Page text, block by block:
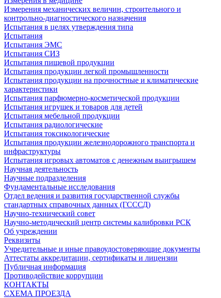
Измерения механических величин, строительного и
контрольно-диагностического назначения
Испытания в целях утверждения типа
Испытания
Испытания ЭМС
Испытания СИЗ
Испытания пищевой продукции
Испытания продукции легкой промышленности
Испытания продукции на прочностные и климатические
характеристики
Испытания парфюмерно-косметической продукции
Испытания игрушек и товаров для детей
Испытания мебельной продукции
Испытания радиологические
Испытания токсикологические
Испытания продукции железнодорожного транспорта и
инфраструктуры
Испытания игровых автоматов с денежным выигрышем
Научная деятельность
Научные подразделения
Фундаментальные исследования
Отдел ведения и развития государственной службы
стандартных справочных данных (ГСССД)
Научно-технический совет
Научно-методический центр системы калибровки РСК
Об учреждении
Реквизиты
Учредительные и иные правоудостоверяющие документы
Аттестаты аккредитации, сертификаты и лицензии
Публичная информация
Противодействие коррупции
КОНТАКТЫ
СХЕМА ПРОЕЗДА